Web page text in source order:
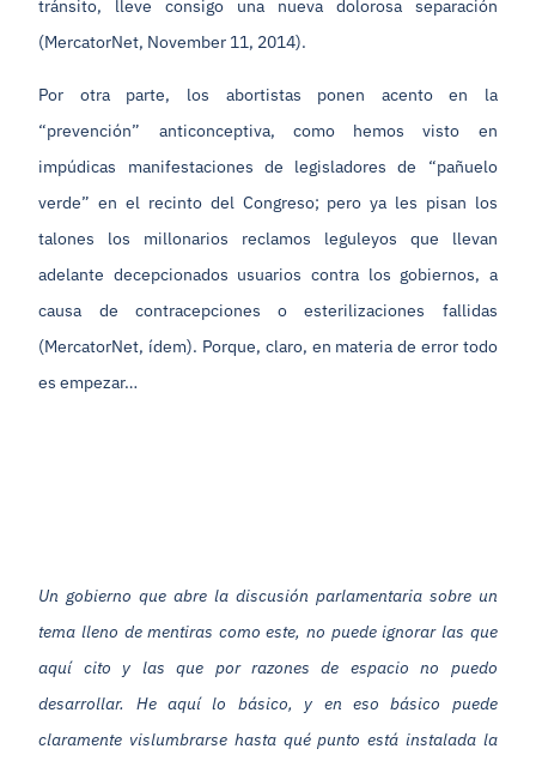
tránsito, lleve consigo una nueva dolorosa separación
(MercatorNet, November 11, 2014).
Por otra parte, los abortistas ponen acento en la
“prevención” anticonceptiva, como hemos visto en
impúdicas manifestaciones de legisladores de “pañuelo
verde” en el recinto del Congreso; pero ya les pisan los
talones los millonarios reclamos leguleyos que llevan
adelante decepcionados usuarios contra los gobiernos, a
causa de contracepciones o esterilizaciones fallidas
(MercatorNet, ídem). Porque, claro, en materia de error todo
es empezar…
Un gobierno que abre la discusión parlamentaria sobre un
tema lleno de mentiras como este, no puede ignorar las que
aquí cito y las que por razones de espacio no puedo
desarrollar. He aquí lo básico, y en eso básico puede
claramente vislumbrarse hasta qué punto está instalada la